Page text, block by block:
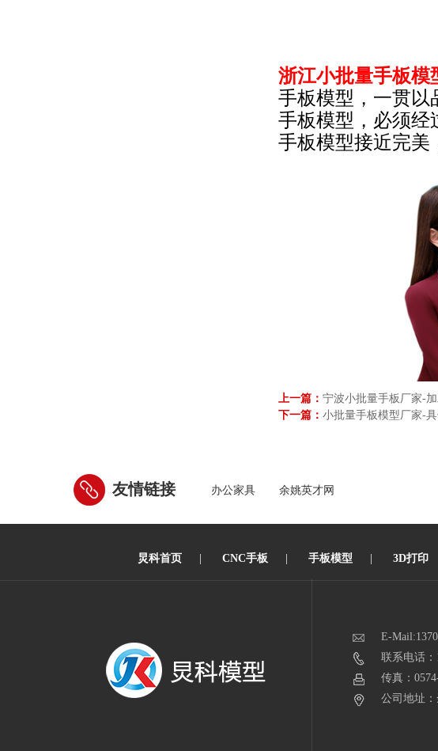
浙江小批量手板模
手板模型，一贯以
手板模型，必须经
手板模型接近完美
上一篇： 宁波小批量手板厂家-加
下一篇： 小批量手板模型厂家-具
友情链接 办公家具 余姚英才网
炅科首页 CNC手板 手板模型 3D打印
E-
联系电话：
传真：
公司地址